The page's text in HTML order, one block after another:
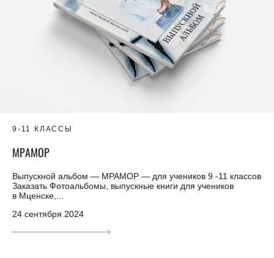
9-11 КЛАССЫ
МРАМОР
Выпускной альбом — МРАМОР — для учеников 9 -11 классов
Заказать Фотоальбомы, выпускные книги для учеников
в Мценске,...
24 сентября 2024